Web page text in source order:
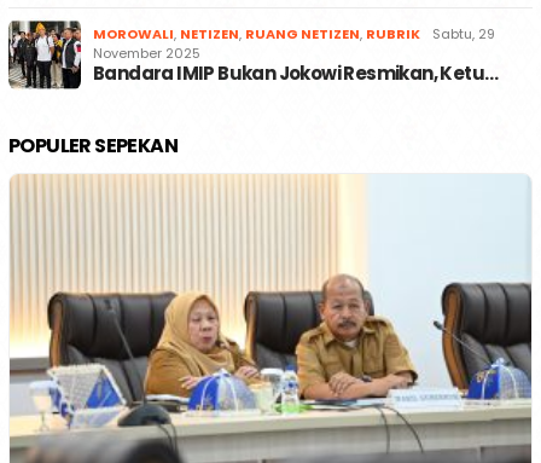
MOROWALI, NETIZEN, RUANG NETIZEN, RUBRIK
Sabtu, 29
November 2025
Bandara IMIP Bukan Jokowi Resmikan, Ketu…
POPULER SEPEKAN